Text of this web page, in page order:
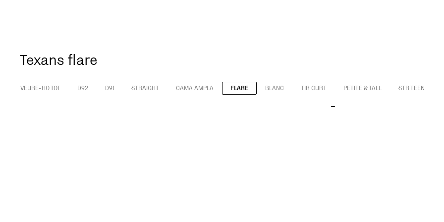
Texans flare
VEURE-HO TOT D92 D91 STRAIGHT CAMA AMPLA FLARE BLANC TIR CURT PETITE & TALL STR TEEN